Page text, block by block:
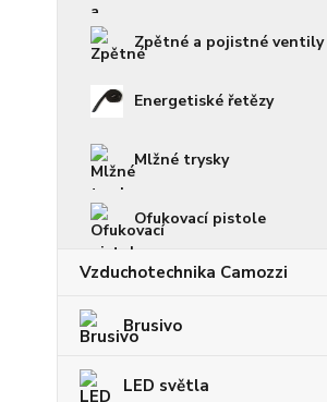
Zpětné a pojistné ventily
Energetiské řetězy
Mlžné trysky
Ofukovací pistole
Vzduchotechnika Camozzi
Brusivo
LED světla